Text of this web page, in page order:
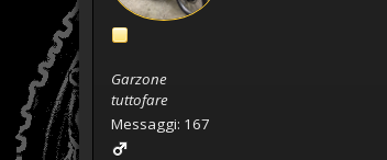
Garzone
tuttofare
Messaggi: 167